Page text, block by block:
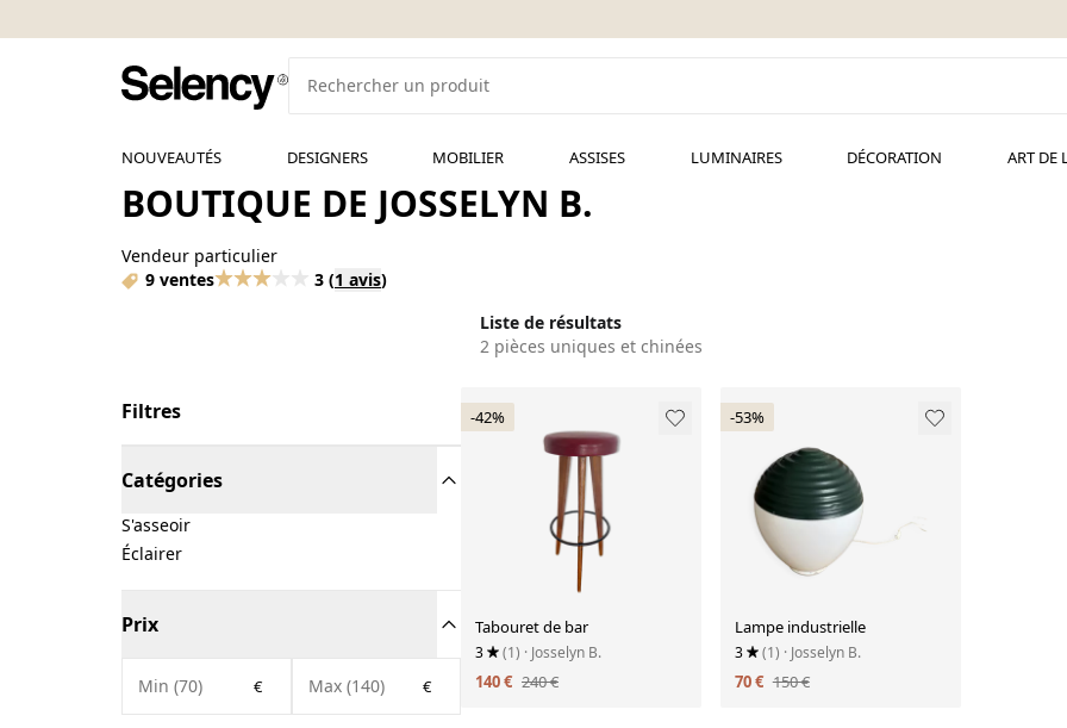
NOUVEAUTÉS DESIGNERS MOBILIER ASSISES LUMINAIRES DÉCORATION ART DE
BOUTIQUE DE JOSSELYN B.
Vendeur particulier
9 ventes
3 (1 avis)
Liste de résultats
2 pièces uniques et chinées
Filtres
Catégories
S'asseoir
Éclairer
Prix
€ €
-42%
Tabouret de bar
3 (1) · Josselyn B.
140 € 240 €
-53%
Lampe industrielle
3 (1) · Josselyn B.
70 € 150 €